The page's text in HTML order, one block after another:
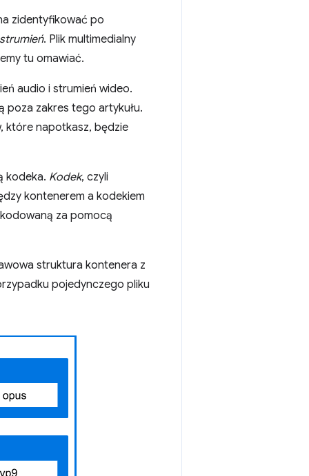
zidentyfikować po
strumień. Plik multimedialny
tu omawiać.
audio i strumień wideo.
poza zakres tego artykułu.
które napotkasz, będzie
kodeka. Kodek, czyli
kontenerem a kodekiem
za pomocą
struktura kontenera z
pojedynczego pliku